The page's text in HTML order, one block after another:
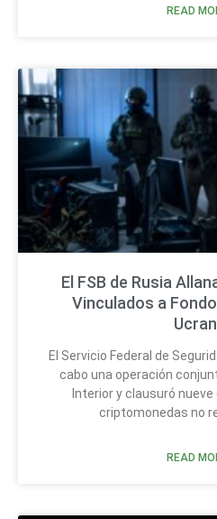
READ
El FSB de Rusia
Vinculados a
El Servicio Federal de
cabo una operación
Interior y clausuró
criptomonedas no
READ